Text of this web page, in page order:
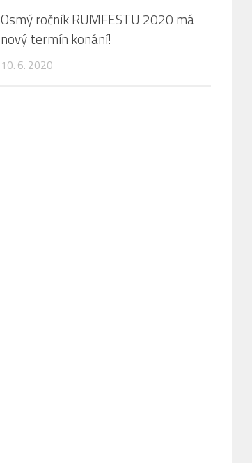
Osmý ročník RUMFESTU 2020 má
nový termín konání!
10. 6. 2020